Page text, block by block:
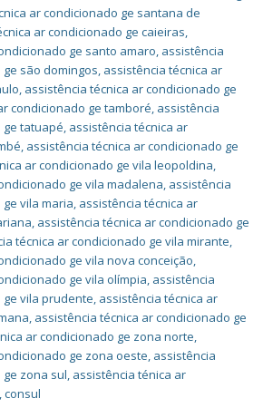
ar condicionado ge santana de
ar condicionado ge caieiras,
ge santo amaro, assistência
são domingos, assistência técnica ar
, assistência técnica ar condicionado ge
condicionado ge tamboré, assistência
ge tatuapé, assistência técnica ar
, assistência técnica ar condicionado ge
ar condicionado ge vila leopoldina,
ge vila madalena, assistência
vila maria, assistência técnica ar
, assistência técnica ar condicionado ge
técnica ar condicionado ge vila mirante,
ge vila nova conceição,
ge vila olímpia, assistência
vila prudente, assistência técnica ar
, assistência técnica ar condicionado ge
ar condicionado ge zona norte,
ge zona oeste, assistência
zona sul, assistência ténica ar
,consul